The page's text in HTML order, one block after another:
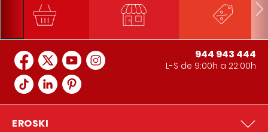
944 943 444
L-S de 9:00h a 22:00h
EROSKI